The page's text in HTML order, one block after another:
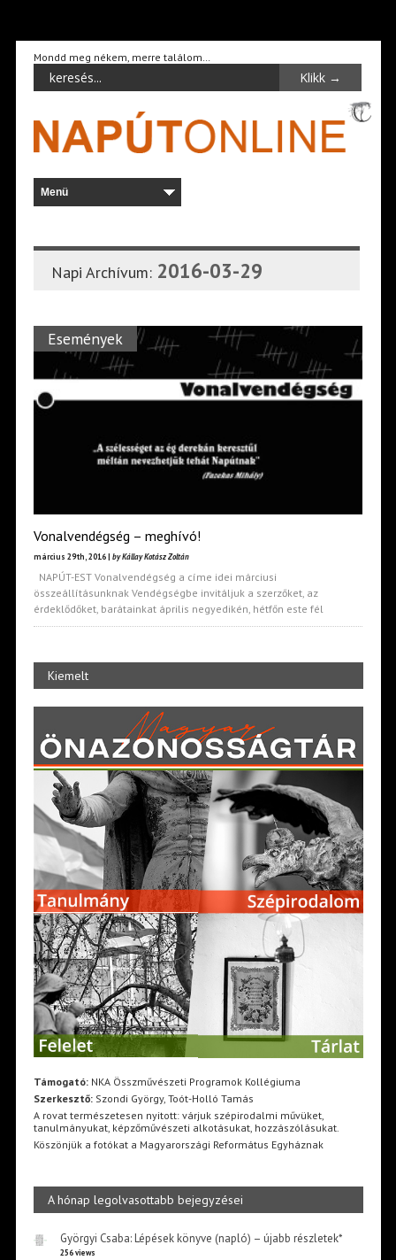
Mondd meg nékem, merre találom…
Napi Archívum: 2016-03-29
Események
Vonalvendégség – meghívó!
március 29th, 2016 | by Kállay Kotász Zoltán
NAPÚT-EST Vonalvendégség a címe idei márciusi
összeállításunknak Vendégségbe invitáljuk a szerzőket, az
érdeklődőket, barátainkat április negyedikén, hétfőn este fél
Kiemelt
Támogató:NKA Összművészeti Programok Kollégiuma
Szerkesztő:Szondi György, Toót-Holló Tamás
A rovat természetesen nyitott: várjuk szépirodalmi művüket,
tanulmányukat, képzőművészeti alkotásukat, hozzászólásukat.
Köszönjük a fotókat a Magyarországi Református Egyháznak
A hónap legolvasottabb bejegyzései
Györgyi Csaba: Lépések könyve (napló) – újabb részletek*
256 views